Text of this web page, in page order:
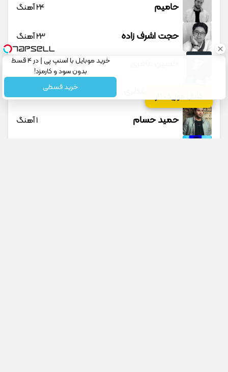
کانال موزیک تار
حامیم 24 آهنگ
حجت اشرف زاده 23 آهنگ
1 آهنگ
حمید حسام 1 آهنگ
خرید موبایل با اسنپ پی | در ۴ قسط
بدون سود و کارمزد!
خرید قسطی